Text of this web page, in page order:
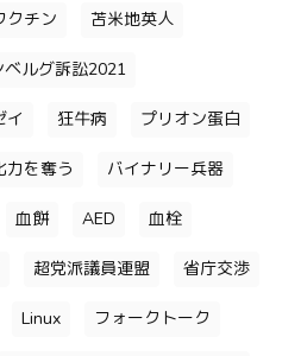
クチン 苫米地英人
ルグ訴訟2021
イ 狂牛病 プリオン蛋白
力を奪う バイナリー兵器
血餅 AED 血栓
超党派議員連盟 省庁交渉
Linux フォークトーク